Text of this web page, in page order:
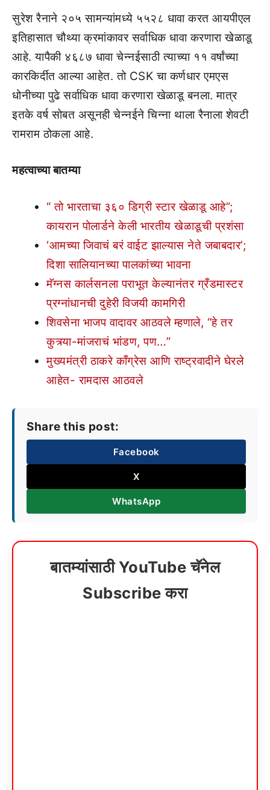
सुरेश रैनाने २०५ सामन्यांमध्ये ५५२८ धावा करत आयपीएल
इतिहासात चौथ्या क्रमांकावर सर्वाधिक धावा करणारा खेळाडू
आहे. यापैकी ४६८७ धावा चेन्नईसाठी त्याच्या ११ वर्षांच्या
कारकिर्दीत आल्या आहेत. तो CSK चा कर्णधार एमएस
धोनीच्या पुढे सर्वाधिक धावा करणारा खेळाडू बनला. मात्र
इतके वर्ष सोबत असूनही चेन्नईने चिन्ना थाला रैनाला शेवटी
रामराम ठोकला आहे.
महत्वाच्या बातम्या
“ तो भारताचा ३६० डिग्री स्टार खेळाडू आहे”;
कायरान पोलार्डने केली भारतीय खेळाडूची प्रशंसा
‘आमच्या जिवाचं बरं वाईट झाल्यास नेते जबाबदार’;
दिशा सालियानच्या पालकांच्या भावना
मॅग्नस कार्लसनला पराभूत केल्यानंतर ग्रँडमास्टर
प्रग्नांधानची दुहेरी विजयी कामगिरी
शिवसेना भाजप वादावर आठवले म्हणाले, “हे तर
कुत्र्या-मांजराचं भांडण, पण…”
मुख्यमंत्री ठाकरे काँग्रेस आणि राष्ट्रवादीने घेरले
आहेत- रामदास आठवले
Share this post:
Facebook
X
WhatsApp
बातम्यांसाठी YouTube चॅनेल
Subscribe करा